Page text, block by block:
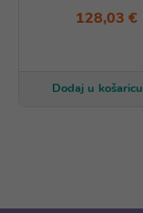
128,03 €
Dodaj u košaricu